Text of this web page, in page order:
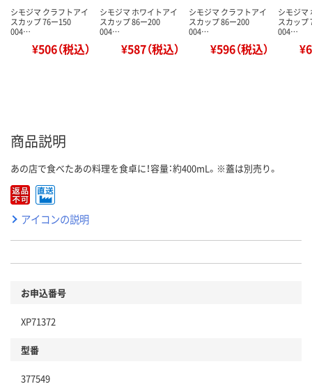
シモジマ クラフトアイ
スカップ 76ー150
004…
¥506（税込）
シモジマ ホワイトアイ
スカップ 86ー200
004…
¥587（税込）
シモジマ クラフトアイ
スカップ 86ー200
004…
¥596（税込）
シモジマ
スカップ
004…
商品説明
あの店で食べたあの料理を食卓に！容量：約400mL。※蓋は別売り。
アイコンの説明
お申込番号
XP71372
型番
377549